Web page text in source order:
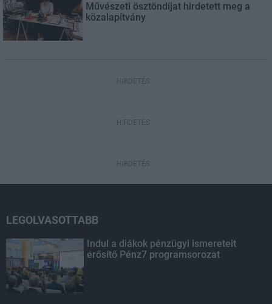
Művészeti ösztöndíjat hirdetett meg a
közalapítvány
HIRDETÉS
HIRDETÉS
HIRDETÉS
LEGOLVASOTTABB
Indul a diákok pénzügyi ismereteit
erősítő Pénz7 programsorozat